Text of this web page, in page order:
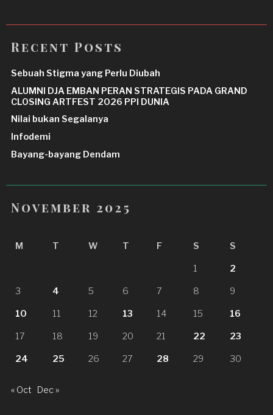
Recent Posts
Sebuah Stigma yang Perlu Diubah
ALUMNI DJA EMBAN PERAN STRATEGIS PADA GRAND
CLOSING ARTFEST 2026 PPI DUNIA
Nilai bukan Segalanya
Infodemi
Bayang-bayang Dendam
November 2025
M T W T F S S
1 2
3 4 5 6 7 8 9
10 11 12 13 14 15 16
17 18 19 20 21 22 23
24 25 26 27 28 29 30
« Oct Dec »